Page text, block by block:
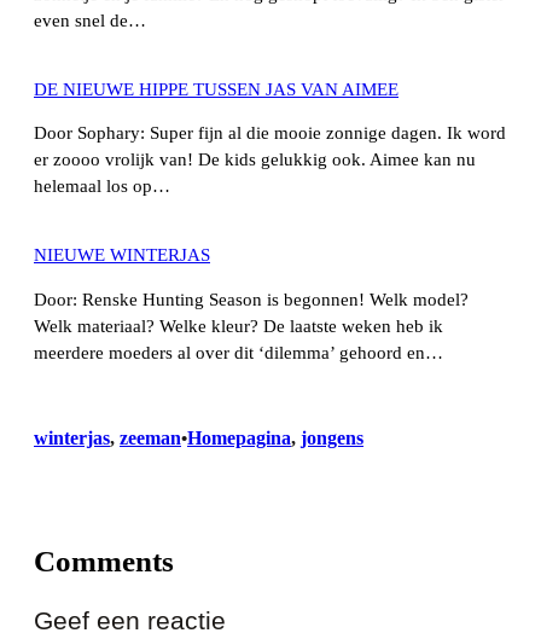
even snel de…
DE NIEUWE HIPPE TUSSEN JAS VAN AIMEE
Door Sophary: Super fijn al die mooie zonnige dagen. Ik word
er zoooo vrolijk van! De kids gelukkig ook. Aimee kan nu
helemaal los op…
NIEUWE WINTERJAS
Door: Renske Hunting Season is begonnen! Welk model?
Welk materiaal? Welke kleur? De laatste weken heb ik
meerdere moeders al over dit ‘dilemma’ gehoord en…
winterjas, zeeman•Homepagina, jongens
Comments
Geef een reactie